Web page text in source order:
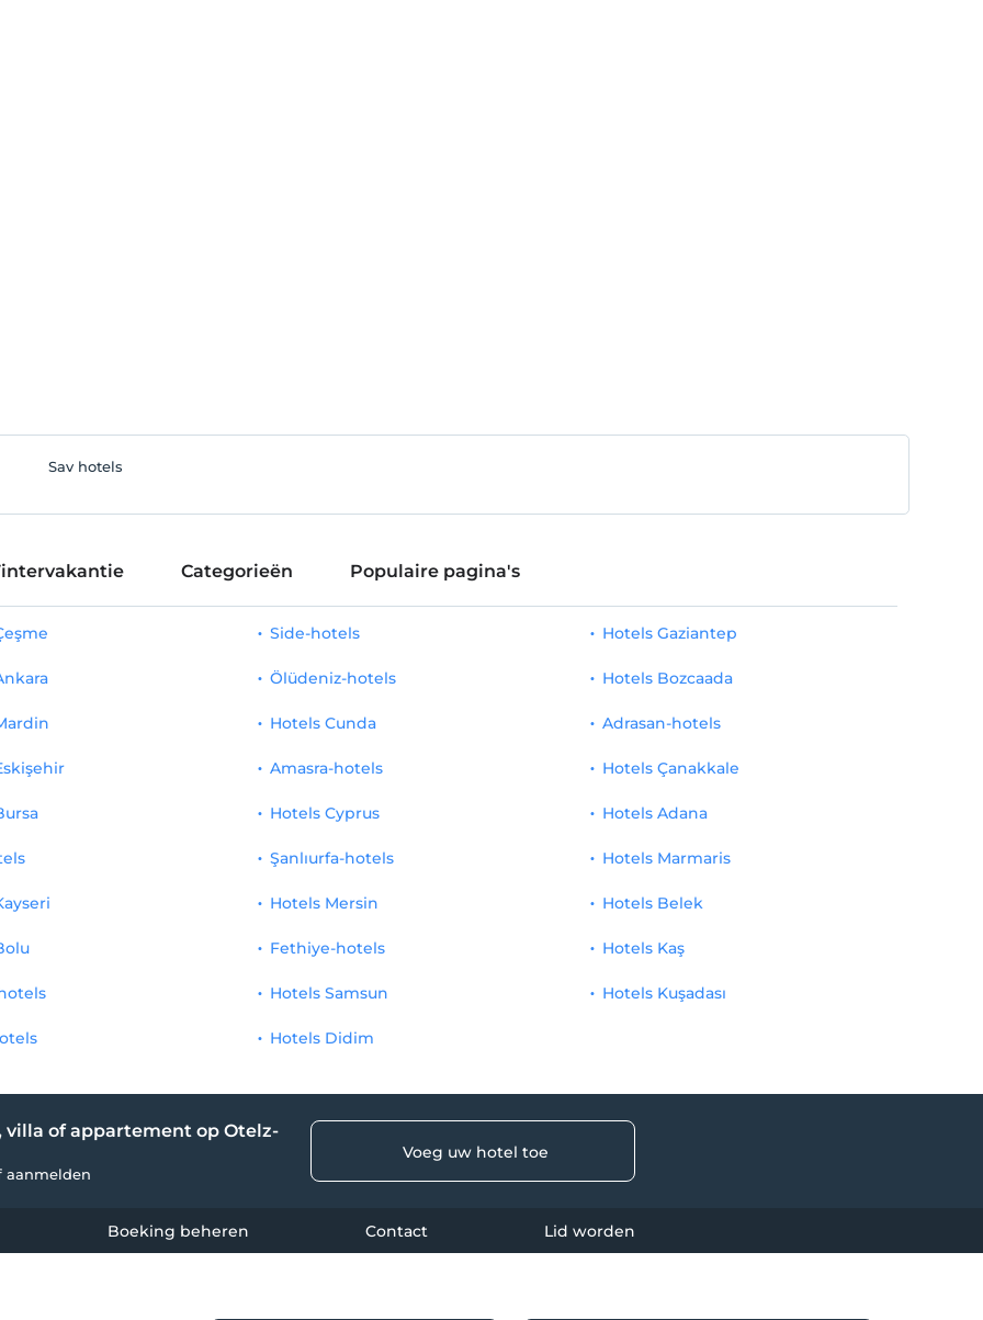
Sav hotels
Categorieën Populaire pagina's
Side-hotels
Ölüdeniz-hotels
Hotels Cunda
Amasra-hotels
Hotels Cyprus
Hotels Gaziantep
Hotels Bozcaada
Adrasan-hotels
Hotels Çanakkale
Hotels Adana
Şanlıurfa-hotels
Hotels Mersin
Fethiye-hotels
Hotels Samsun
Hotels Didim
Hotels Marmaris
Hotels Belek
Hotels Kaş
Hotels Kuşadası
villa of appartement op Otelz-
aanmelden
Voeg uw hotel toe
Boeking beheren Contact Lid worden